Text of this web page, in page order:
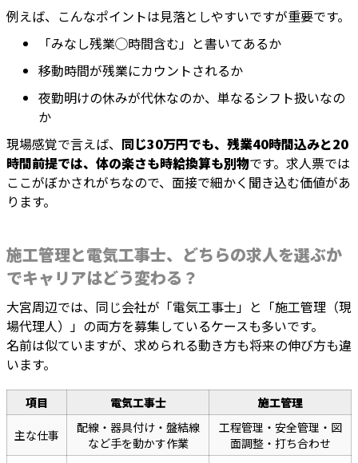
例えば、こんなポイントは見落としやすいですが重要です。
「みなし残業◯時間含む」と書いてあるか
移動時間が残業にカウントされるか
夜勤明けの休みが代休なのか、単なるシフト扱いなの
か
現場感覚で言えば、 同じ30万円でも、残業40時間込みと20
時間前提では、体の楽さも時給換算も別物です。求人票では
ここがぼかされがちなので、面接で細かく聞き込む価値があ
ります。
施工管理と電気工事士、どちらの求人を選ぶか
でキャリアはどう変わる？
大宮周辺では、同じ会社が「電気工事士」と「施工管理（現
場代理人）」の両方を募集しているケースも多いです。
名前は似ていますが、求められる動き方も将来の伸び方も違
います。
項目 電気工事士 施工管理
主な仕事
配線・器具付け・盤結線
など手を動かす作業
工程管理・安全管理・図
面調整・打ち合わせ